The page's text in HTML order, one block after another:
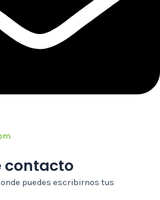
contacto
puedes escribirnos tus